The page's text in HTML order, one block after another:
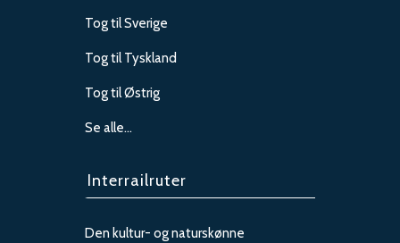
Tog til Sverige
Tog til Tyskland
Tog til Østrig
Se alle…
Interrailruter
Den kultur- og naturskønne